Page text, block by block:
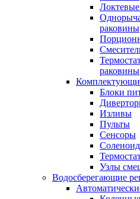
раковины
раковины
Блоки
Изливы
Пульты
Сенсоры
Узлы
Водосберегающие